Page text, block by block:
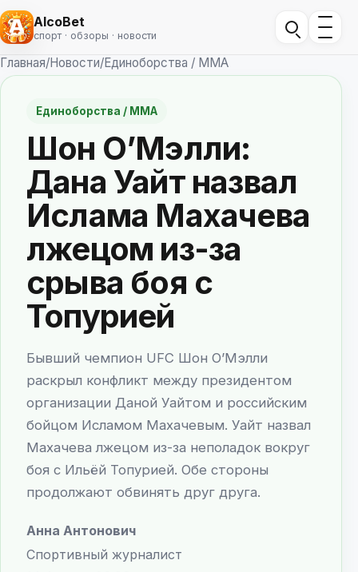
AlcoBet
спорт · обзоры · новости
Главная/Новости/Единоборства / ММА
Единоборства / ММА
Шон О’Мэлли:
Дана Уайт назвал
Ислама Махачева
лжецом из-за
срыва боя с
Топурией
Бывший чемпион UFC Шон О’Мэлли
раскрыл конфликт между президентом
организации Даной Уайтом и российским
бойцом Исламом Махачевым. Уайт назвал
Махачева лжецом из-за неполадок вокруг
боя с Ильёй Топурией. Обе стороны
продолжают обвинять друг друга.
Анна Антонович
Спортивный журналист